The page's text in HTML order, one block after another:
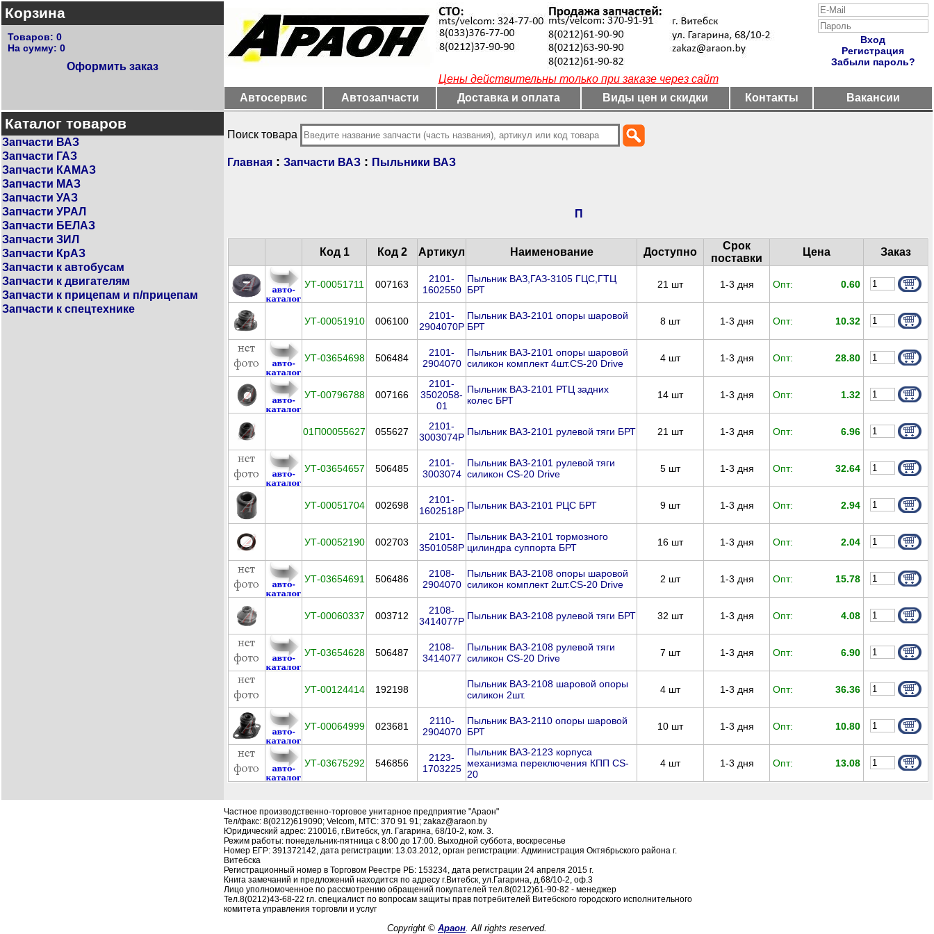
Корзина
Товаров: 0
На сумму: 0
Оформить заказ
Вход
Регистрация
Забыли пароль?
Цены действительны только при заказе через сайт
Автосервис
Автозапчасти Доставка и оплата Виды цен и скидки Контакты Вакансии
Каталог товаров
Запчасти ВАЗ
Запчасти ГАЗ
Запчасти КАМАЗ
Запчасти МАЗ
Запчасти УАЗ
Запчасти УРАЛ
Запчасти БЕЛАЗ
Запчасти ЗИЛ
Запчасти КрАЗ
Запчасти к автобусам
Запчасти к двигателям
Запчасти к прицепам и п/прицепам
Запчасти к спецтехнике
Поиск товара
Главная : Запчасти ВАЗ : Пыльники ВАЗ
П
Код 1 Код 2 Артикул Наименование Доступно
Срок
поставки
Цена Заказ
УТ-00051711 007163
2101-
1602550
Пыльник ВАЗ,ГАЗ-3105 ГЦС,ГТЦ
БРТ
21 шт 1-3 дня Опт: 0.60
УТ-00051910 006100
2101-
2904070Р
Пыльник ВАЗ-2101 опоры шаровой
БРТ
8 шт 1-3 дня Опт: 10.32
УТ-03654698 506484
2101-
2904070
Пыльник ВАЗ-2101 опоры шаровой
силикон комплект 4шт.CS-20 Drive
4 шт 1-3 дня Опт: 28.80
УТ-00796788 007166
2101-
3502058-
01
Пыльник ВАЗ-2101 РТЦ задних
колес БРТ
14 шт 1-3 дня Опт: 1.32
01П00055627 055627
2101-
3003074Р
Пыльник ВАЗ-2101 рулевой тяги БРТ 21 шт 1-3 дня Опт: 6.96
УТ-03654657 506485
2101-
3003074
Пыльник ВАЗ-2101 рулевой тяги
силикон CS-20 Drive
5 шт 1-3 дня Опт: 32.64
УТ-00051704 002698
2101-
1602518Р
Пыльник ВАЗ-2101 РЦС БРТ 9 шт 1-3 дня Опт: 2.94
УТ-00052190 002703
2101-
3501058Р
Пыльник ВАЗ-2101 тормозного
цилиндра суппорта БРТ
16 шт 1-3 дня Опт: 2.04
УТ-03654691 506486
2108-
2904070
Пыльник ВАЗ-2108 опоры шаровой
силикон комплект 2шт.CS-20 Drive
2 шт 1-3 дня Опт: 15.78
УТ-00060337 003712
2108-
3414077Р
Пыльник ВАЗ-2108 рулевой тяги БРТ 32 шт 1-3 дня Опт: 4.08
УТ-03654628 506487
2108-
3414077
Пыльник ВАЗ-2108 рулевой тяги
силикон CS-20 Drive
7 шт 1-3 дня Опт: 6.90
УТ-00124414 192198
Пыльник ВАЗ-2108 шаровой опоры
силикон 2шт.
4 шт 1-3 дня Опт: 36.36
УТ-00064999 023681
2110-
2904070
Пыльник ВАЗ-2110 опоры шаровой
БРТ
10 шт 1-3 дня Опт: 10.80
УТ-03675292 546856
2123-
1703225
Пыльник ВАЗ-2123 корпуса
механизма переключения КПП CS-
20
4 шт 1-3 дня Опт: 13.08
Частное производственно-торговое унитарное предприятие "Араон"
Тел/факс: 8(0212)619090; Velcom, МТС: 370 91 91; zakaz@araon.by
Юридический адрес: 210016, г.Витебск, ул. Гагарина, 68/10-2, ком. 3.
Режим работы: понедельник-пятница с 8:00 до 17:00. Выходной суббота, воскресенье
Номер ЕГР: 391372142, дата регистрации: 13.03.2012, орган регистрации: Администрация Октябрьского района г.
Витебска
Регистрационный номер в Торговом Реестре РБ: 153234, дата регистрации 24 апреля 2015 г.
Книга замечаний и предложений находится по адресу г.Витебск, ул.Гагарина, д.68/10-2, оф.3
Лицо уполномоченное по рассмотрению обращений покупателей тел.8(0212)61-90-82 - менеджер
Тел.8(0212)43-68-22 гл. специалист по вопросам защиты прав потребителей Витебского городского исполнительного
комитета управления торговли и услуг
Copyright © Араон . All rights reserved.